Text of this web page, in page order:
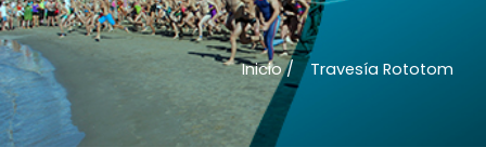
Inicio / Travesía Rototom